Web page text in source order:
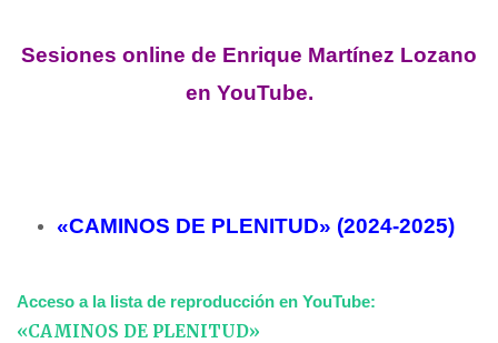
Sesiones online de Enrique Martínez Lozano
en YouTube.
«CAMINOS DE PLENITUD» (2024-2025)
Acceso a la lista de reproducción en YouTube:
«CAMINOS DE PLENITUD»